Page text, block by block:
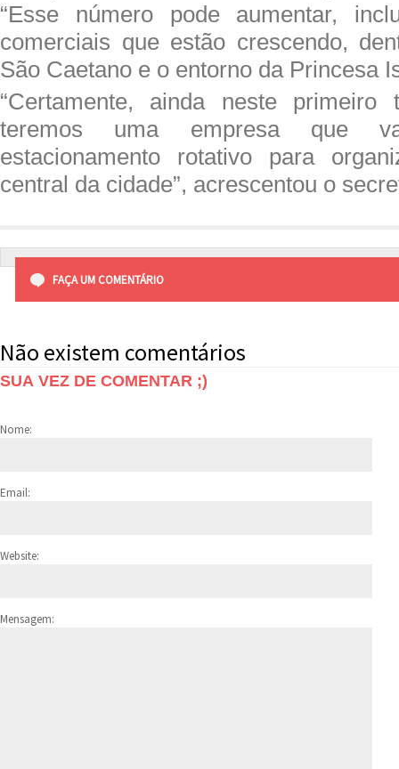
“Esse número pode aumentar,
comerciais que estão crescendo,
São Caetano e o entorno da Princesa
“Certamente, ainda neste primeiro
teremos uma empresa que
estacionamento rotativo para
central da cidade”, acrescentou o
FAÇA UM COMENTÁRIO
Não existem comentários
SUA VEZ DE COMENTAR ;)
Nome:
Email:
Website:
Mensagem: